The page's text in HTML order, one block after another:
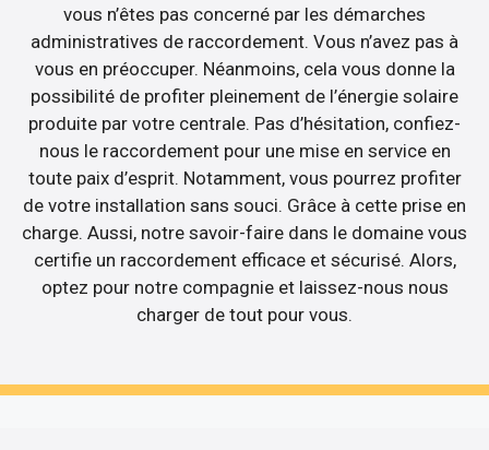
vous n’êtes pas concerné par les démarches
administratives de raccordement. Vous n’avez pas à
vous en préoccuper. Néanmoins, cela vous donne la
possibilité de profiter pleinement de l’énergie solaire
produite par votre centrale. Pas d’hésitation, confiez-
nous le raccordement pour une mise en service en
toute paix d’esprit. Notamment, vous pourrez profiter
de votre installation sans souci. Grâce à cette prise en
charge. Aussi, notre savoir-faire dans le domaine vous
certifie un raccordement efficace et sécurisé. Alors,
optez pour notre compagnie et laissez-nous nous
charger de tout pour vous.